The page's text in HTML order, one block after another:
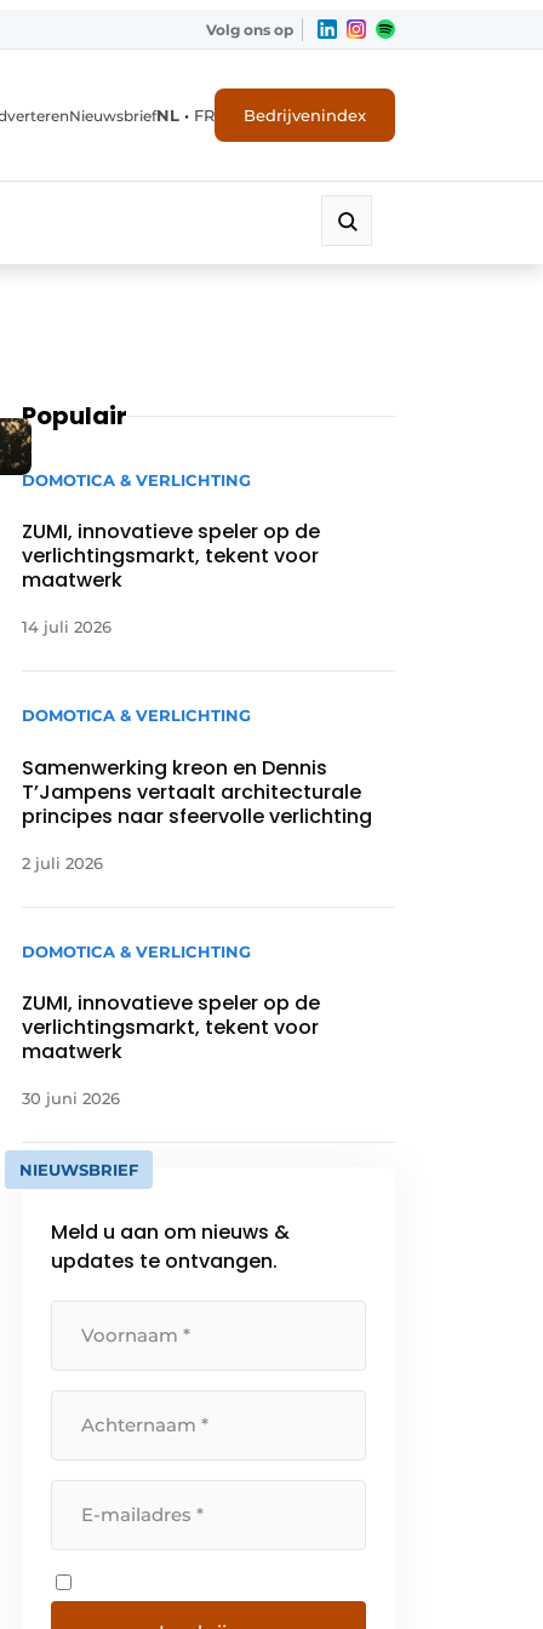
Volg ons op
NieuwsbriefNL • FR Bedrijvenindex
Populair
DOMOTICA & VERLICHTING
ZUMI, innovatieve speler op de
verlichtingsmarkt, tekent voor
maatwerk
14 juli 2026
DOMOTICA & VERLICHTING
Samenwerking kreon en Dennis
T’Jampens vertaalt architecturale
principes naar sfeervolle verlichting
2 juli 2026
DOMOTICA & VERLICHTING
ZUMI, innovatieve speler op de
verlichtingsmarkt, tekent voor
maatwerk
30 juni 2026
NIEUWSBRIEF
Meld u aan om nieuws &
updates te ontvangen.